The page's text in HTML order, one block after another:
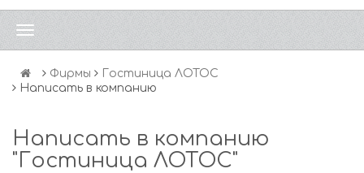
Фирмы
Гостиница ЛОТОС
Написать в компанию
Написать в компанию
"Гостиница ЛОТОС"